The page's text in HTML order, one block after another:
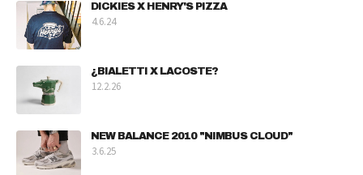
DICKIES X HENRY'S PIZZA
4.6.24
¿BIALETTI X LACOSTE?
12.2.26
NEW BALANCE 2010 "NIMBUS CLOUD"
3.6.25